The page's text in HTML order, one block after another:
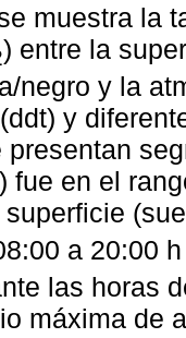
muestra la
) entre la
negro y la
y
presentan
fue en el
a 20:00
las horas
máxima de